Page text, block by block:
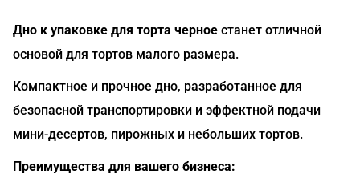
Дно к упаковке для торта черное станет отличной
основой для тортов малого размера.
Компактное и прочное дно, разработанное для
безопасной транспортировки и эффектной подачи
мини-десертов, пирожных и небольших тортов.
Преимущества для вашего бизнеса: